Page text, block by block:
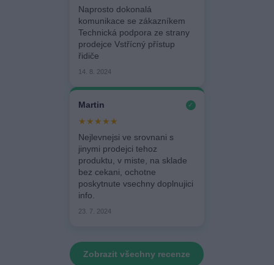
Naprosto dokonalá
komunikace se zákazníkem
Technická podpora ze strany
prodejce Vstřícný přístup
řidiče
14. 8. 2024
Martin ✓
★★★★★
Nejlevnejsi ve srovnani s
jinymi prodejci tehoz
produktu, v miste, na sklade
bez cekani, ochotne
poskytnute vsechny doplnujici
info.
23. 7. 2024
Zobrazit všechny recenze